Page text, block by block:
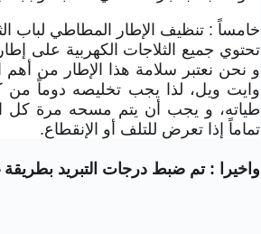
خامساً : تنظيف الإطار المطاطي لباب
تحتوي جميع الثلاجات الكهربية على
و نحن نعتبر سلامة هذا الإطار من
وايت ويل، لذا يجب تخليصه دوماً من
طياته، و يجب أن يتم مسحه مرة كل
تماماً إذا تعرض للتلف أو الإنقطاع.
واخيرا : تم ضبط درجات التبريد